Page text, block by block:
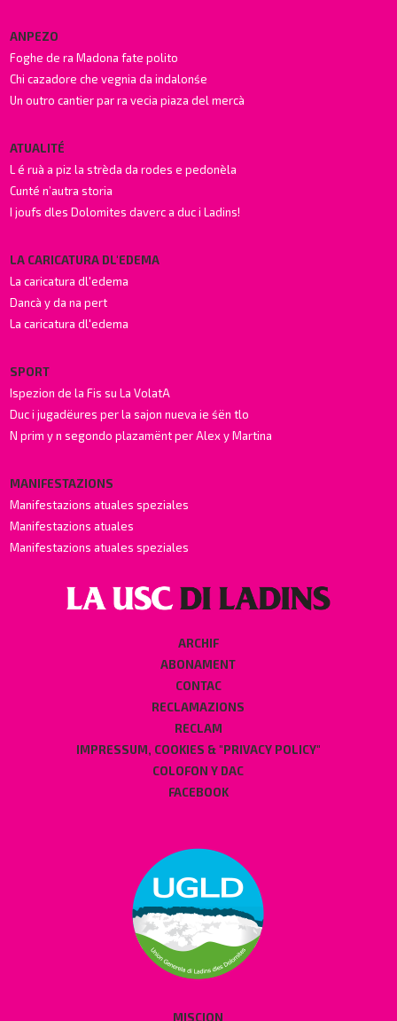
ANPEZO
Foghe de ra Madona fate polito
Chi cazadore che vegnia da indalonśe
Un outro cantier par ra vecia piaza del mercà
ATUALITÉ
L é ruà a piz la strèda da rodes e pedonèla
Cunté n’autra storia
I joufs dles Dolomites daverc a duc i Ladins!
LA CARICATURA DL'EDEMA
La caricatura dl'edema
Dancà y da na pert
La caricatura dl'edema
SPORT
Ispezion de la Fis su La VolatA
Duc i jugadëures per la sajon nueva ie śën tlo
N prim y n segondo plazamënt per Alex y Martina
MANIFESTAZIONS
Manifestazions atuales speziales
Manifestazions atuales
Manifestazions atuales speziales
ARCHIF
ABONAMENT
CONTAC
RECLAMAZIONS
RECLAM
IMPRESSUM, COOKIES & "PRIVACY POLICY"
COLOFON Y DAC
FACEBOOK
MISCION